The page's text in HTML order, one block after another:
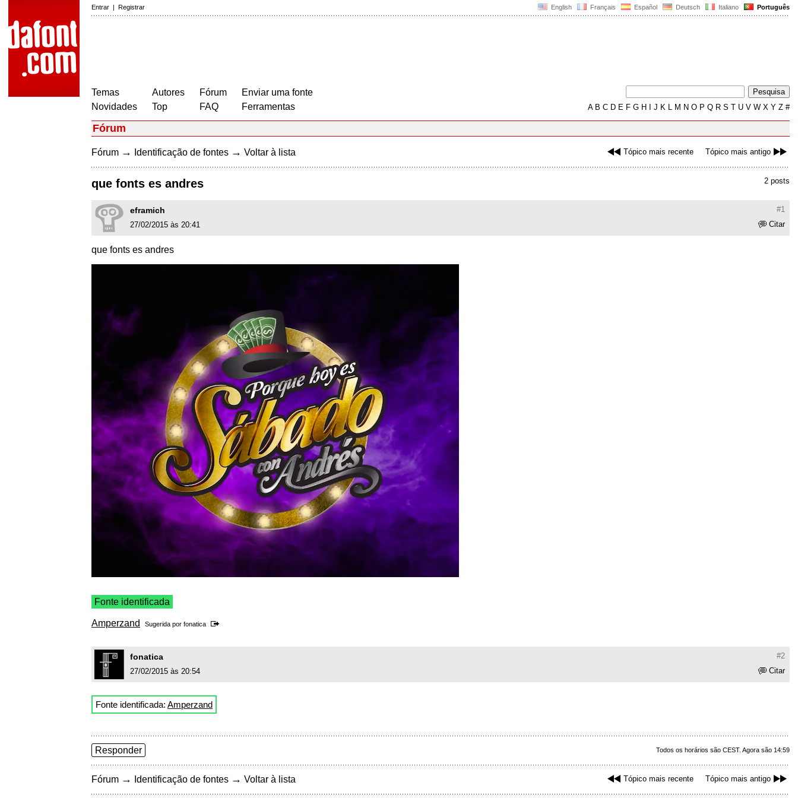
English Français Español Deutsch Italiano Português
Entrar | Registrar
Temas
Novidades
Autores
Top
Fórum
FAQ
Enviar uma fonte
Ferramentas
AB C D E F G H J K L M N O P Q R S T U V W X Y Z #
Fórum
Tópico mais recente Tópico mais antigo
Fórum → Identificação de fontes → Voltar à lista
2 posts
que fonts es andres
#1
eframich
Citar
27/02/2015 às 20:41
que fonts es andres
Fonte identificada
Amperzand Sugerida por fonatica
#2
fonatica
Citar
27/02/2015 às 20:54
Fonte identificada: Amperzand
Todos os horários são CEST. Agora são 14:59
Responder
Tópico mais recente Tópico mais antigo
Fórum → Identificação de fontes → Voltar à lista